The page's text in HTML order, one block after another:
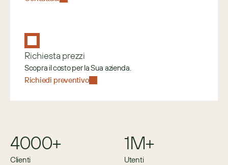
Richiesta prezzi
Scopra il costo per la Sua azienda.
Richiedi preventivo
4000+
Clienti
1M+
Utenti